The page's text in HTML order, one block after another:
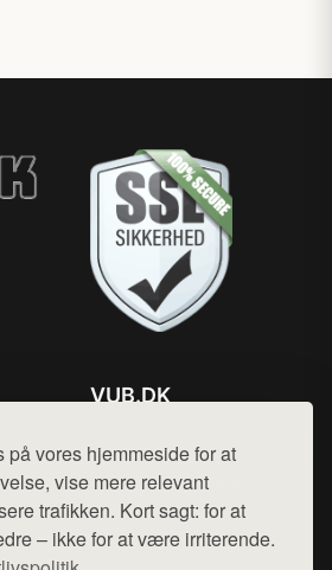
på vores hjemmeside for at
vise mere relevant
trafikken. Kort sagt: for at
– ikke for at være irriterende.
VUB.DK
Mail: hej@want.dk
Cookie- og privatlivspolitik